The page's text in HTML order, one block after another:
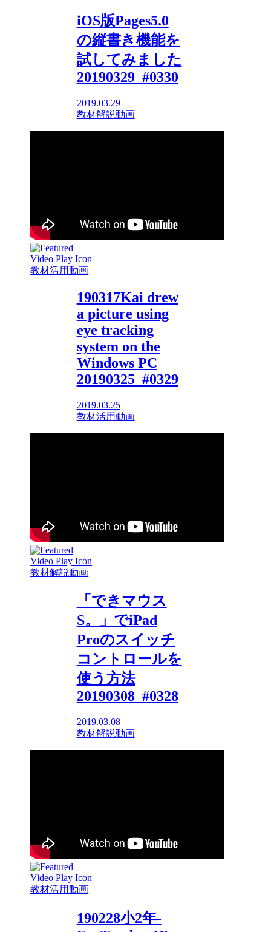
iOS版Pages5.0
の縦書き機能を
試してみました
20190329_#0330
2019.03.29
教材解説動画
教材活用動画
190317Kai drew
a picture using
eye tracking
system on the
Windows PC
20190325_#0329
2019.03.25
教材活用動画
教材解説動画
「できマウス
S。」でiPad
Proのスイッチ
コントロールを
使う方法
20190308_#0328
2019.03.08
教材解説動画
教材活用動画
190228小2年-